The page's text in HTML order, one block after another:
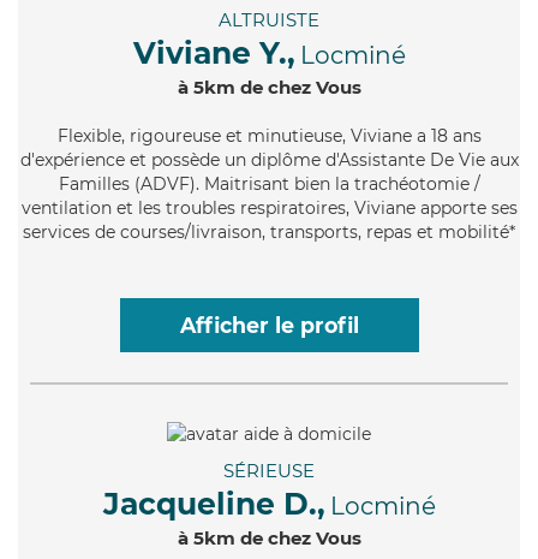
ALTRUISTE
Viviane Y., Locminé
à 5km de chez Vous
Flexible, rigoureuse et minutieuse, Viviane a 18 ans
d'expérience et possède un diplôme d'Assistante De Vie aux
Familles (ADVF). Maitrisant bien la trachéotomie /
ventilation et les troubles respiratoires, Viviane apporte ses
services de courses/livraison, transports, repas et mobilité*
Afficher le profil
SÉRIEUSE
Jacqueline D., Locminé
à 5km de chez Vous